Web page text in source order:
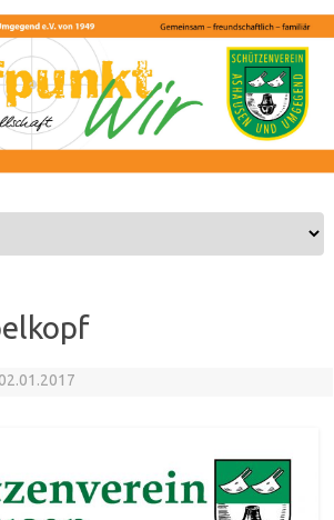
Skip to content
02.01.2017